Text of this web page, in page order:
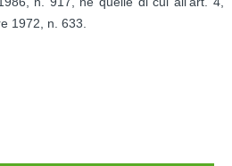
1972, n. 633.